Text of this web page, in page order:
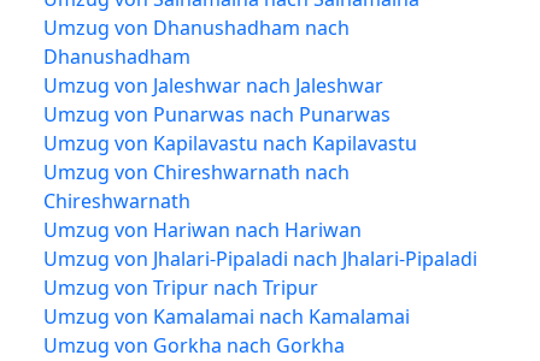
Umzug von Dhanushadham nach
Dhanushadham
Umzug von Jaleshwar nach Jaleshwar
Umzug von Punarwas nach Punarwas
Umzug von Kapilavastu nach Kapilavastu
Umzug von Chireshwarnath nach
Chireshwarnath
Umzug von Hariwan nach Hariwan
Umzug von Jhalari-Pipaladi nach Jhalari-Pipaladi
Umzug von Tripur nach Tripur
Umzug von Kamalamai nach Kamalamai
Umzug von Gorkha nach Gorkha